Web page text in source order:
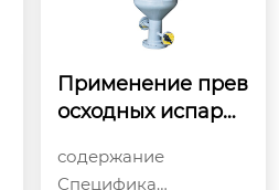
Применение прев
осходных испарит
ике: специфика и
содержание
Специфика